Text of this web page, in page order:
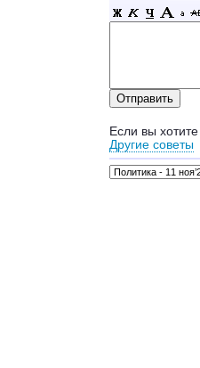
Если вы
Другие советы